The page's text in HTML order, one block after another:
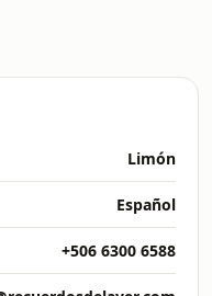
Limón
Español
+506 6300 6588